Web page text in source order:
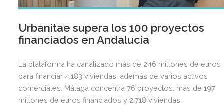
Urbanitae supera los 100 proyectos
financiados en Andalucía
La plataforma ha canalizado más de 246 millones de euros
para financiar 4.183 viviendas, además de varios activos
comerciales. Málaga concentra 76 proyectos, más de 197
millones de euros financiados y 2.718 viviendas.